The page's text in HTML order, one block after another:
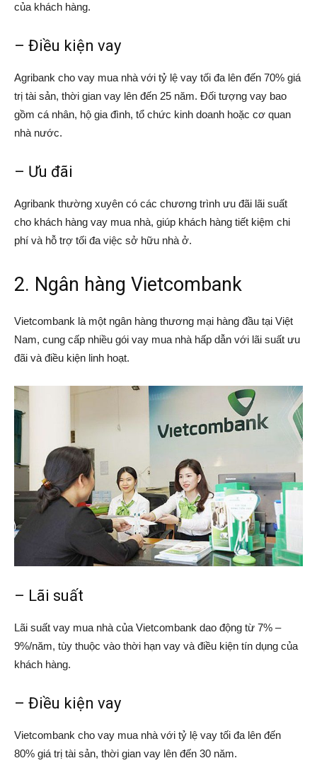
của khách hàng.
– Điều kiện vay
Agribank cho vay mua nhà với tỷ lệ vay tối đa lên đến 70% giá
trị tài sản, thời gian vay lên đến 25 năm. Đối tượng vay bao
gồm cá nhân, hộ gia đình, tổ chức kinh doanh hoặc cơ quan
nhà nước.
– Ưu đãi
Agribank thường xuyên có các chương trình ưu đãi lãi suất
cho khách hàng vay mua nhà, giúp khách hàng tiết kiệm chi
phí và hỗ trợ tối đa việc sở hữu nhà ở.
2. Ngân hàng Vietcombank
Vietcombank là một ngân hàng thương mại hàng đầu tại Việt
Nam, cung cấp nhiều gói vay mua nhà hấp dẫn với lãi suất ưu
đãi và điều kiện linh hoạt.
– Lãi suất
Lãi suất vay mua nhà của Vietcombank dao động từ 7% –
9%/năm, tùy thuộc vào thời hạn vay và điều kiện tín dụng của
khách hàng.
– Điều kiện vay
Vietcombank cho vay mua nhà với tỷ lệ vay tối đa lên đến
80% giá trị tài sản, thời gian vay lên đến 30 năm.